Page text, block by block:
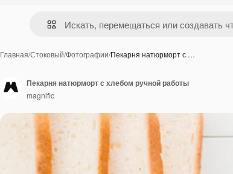
Главная/Стоковый/Фотографии/Пекарня натюрморт с …
Пекарня натюрморт с хлебом ручной работы
magnific